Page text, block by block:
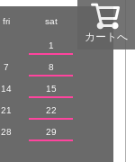
カートへ
fri sat
1
7 8
14 15
21 22
28 29